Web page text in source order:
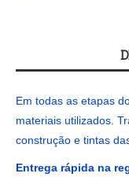
Em todas as etapas
materiais utilizados.
construção e tintas
Entrega rápida na